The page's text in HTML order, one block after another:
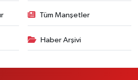
Tüm Manşetler
Haber Arşivi